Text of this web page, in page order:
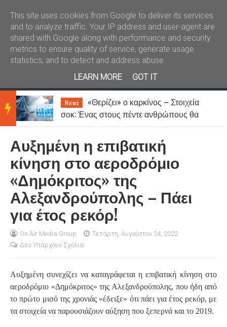
Καλώς ήλθατε Kral News
BRE
AKIN
NEW
News
«Θερίζει» ο καρκίνος – Στοιχεία
σοκ: Ένας στους πέντε ανθρώπους θα
Αυξημένη η επιβατική
κίνηση στο αεροδρόμιο
«Δημόκριτος» της
Αλεξανδρούπολης – Πάει
για έτος ρεκόρ!
On Air Media Group
Τετάρτη, Αυγούστου 24, 2022
Δεν Υπάρχουν Σχόλια
Αυξημένη συνεχίζει να καταγράφεται η επιβατική κίνηση στο
αεροδρόμιο «Δημόκριτος» της Αλεξανδρούπολης, που ήδη από
το πρώτο μισό της χρονιάς «έδειξε» ότι πάει για έτος ρεκόρ, με
τα στοιχεία να παρουσιάζουν αύξηση που ξεπερνά και το 2019.
This site uses cookies from Google to deliver its services
and to analyze traffic. Your IP address and user-agent are
shared with Google along with performance and security
metrics to ensure quality of service, generate usage
statistics, and to detect and address abuse.
LEARN MORE
GOT IT